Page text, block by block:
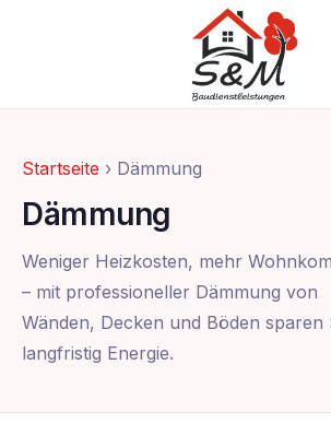
Startseite › Dämmung
Dämmung
Weniger Heizkosten, mehr
– mit professioneller Dämmung von
Wänden, Decken und Böden sparen
langfristig Energie.